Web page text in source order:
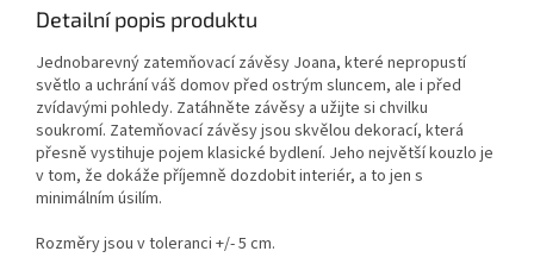
Detailní popis produktu
Jednobarevný zatemňovací závěsy Joana, které nepropustí
světlo a uchrání váš domov před ostrým sluncem, ale i před
zvídavými pohledy. Zatáhněte závěsy a užijte si chvilku
soukromí. Zatemňovací závěsy jsou skvělou dekorací, která
přesně vystihuje pojem klasické bydlení. Jeho největší kouzlo je
v tom, že dokáže příjemně dozdobit interiér, a to jen s
minimálním úsilím.
Rozměry jsou v toleranci +/- 5 cm.